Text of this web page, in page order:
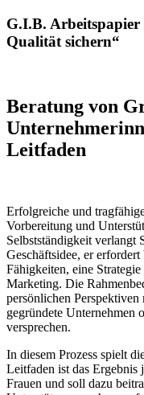
G.I.B. Arbeitspapier
Qualität sichern“
Beratung von
Leitfaden
Erfolgreiche und
Vorbereitung und
Selbstständigkeit verlangt
Geschäftsidee, er
Fähigkeiten, eine
Marketing. Die
persönlichen Perspektiven
gegründete Unternehmen
versprechen.
In diesem Prozess spielt
Leitfaden ist das Ergebnis
Frauen und soll dazu